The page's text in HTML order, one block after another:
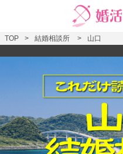
TOP 結婚相談所 山口